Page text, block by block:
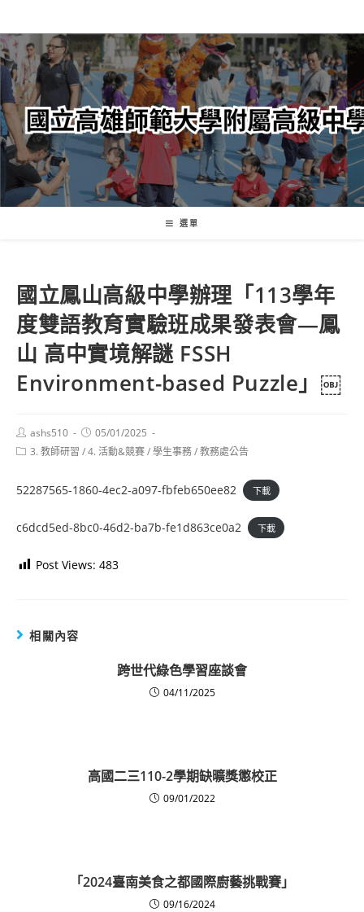
轉
至
主
內
容
選單
國立鳳山高級中學辦理「113學年
度雙語教育實驗班成果發表會—鳳
山 高中實境解謎 FSSH
Environment-based Puzzle」￼
Post
author:
ashs510
Post
published:
05/01/2025
Post3. 教師研習 /4. 活動&競賽/學生事務/教務處公告
52287565-1860-4ec2-a097-fbfeb650ee82 下載
c6dcd5ed-8bc0-46d2-ba7b-fe1d863ce0a2 下載
Post Views: 483
相關內容
跨世代綠色學習座談會
04/11/2025
高國二三110-2學期缺曠獎懲校正
09/01/2022
「2024臺南美食之都國際廚藝挑戰賽」
09/16/2024